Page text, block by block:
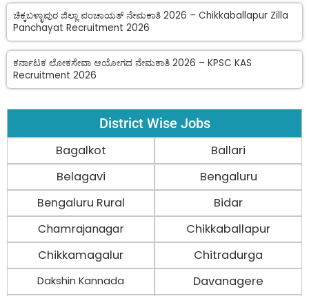
ಚಿಕ್ಕಬಳ್ಳಾಪುರ ಜಿಲ್ಲಾ ಪಂಚಾಯತ್ ನೇಮಕಾತಿ 2026 – Chikkaballapur Zilla
Panchayat Recruitment 2026
ಕರ್ನಾಟಕ ಲೋಕಸೇವಾ ಆಯೋಗದ ನೇಮಕಾತಿ 2026 – KPSC KAS
Recruitment 2026
District Wise Jobs
Bagalkot
Ballari
Belagavi
Bengaluru
Bengaluru Rural
Bidar
Chamrajanagar
Chikkaballapur
Chikkamagalur
Chitradurga
Dakshin Kannada
Davanagere